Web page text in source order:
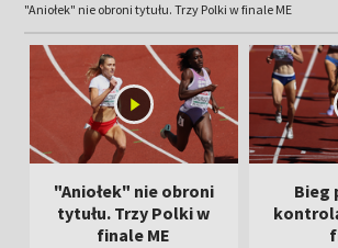
"Aniołek" nie obroni tytułu. Trzy Polki w finale ME
"Aniołek" nie obroni
tytułu. Trzy Polki w
finale ME
Bieg